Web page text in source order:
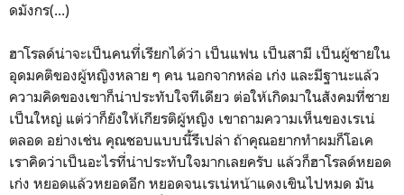
ดมังกร(...)
ฮาโรลด์น่าจะเป็นคนที่เรียกได้ว่า เป็นแฟน เป็นสามี เป็นผู้ชายใน
อุดมคติของผู้หญิงหลาย ๆ คน นอกจากหล่อ เก่ง และมีฐานะแล้ว
ความคิดของเขาก็น่าประทับใจทีเดียว ต่อให้เกิดมาในสังคมที่ชาย
เป็นใหญ่ แต่ว่าก็ยังให้เกียรติผู้หญิง เขาถามความเห็นของเรเน่
ตลอด อย่างเช่น คุณชอบแบบนี้รึเปล่า ถ้าคุณอยากทำผมก็โอเค
เราคิดว่าเป็นอะไรที่น่าประทับใจมากเลยครับ แล้วก็ฮาโรลด์หยอด
เก่ง หยอดแล้วหยอดอีก หยอดจนเรเน่หน้าแดงเขินไปหมด มัน